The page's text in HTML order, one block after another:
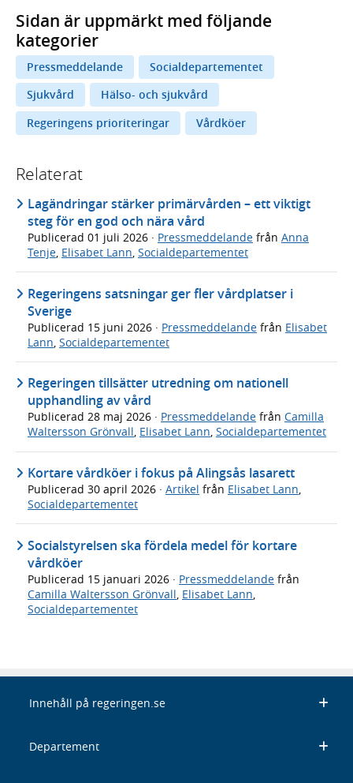
Sidan är uppmärkt med följande
kategorier
Pressmeddelande
Socialdepartementet
Sjukvård
Hälso- och sjukvård
Regeringens prioriteringar
Vårdköer
Relaterat
Lagändringar stärker primärvården – ett viktigt
steg för en god och nära vård
Publicerad 01 juli 2026 · Pressmeddelande från Anna
Tenje, Elisabet Lann, Socialdepartementet
Regeringens satsningar ger fler vårdplatser i
Sverige
Publicerad 15 juni 2026 · Pressmeddelande från Elisabet
Lann Socialdepartementet
Regeringen tillsätter utredning om nationell
upphandling av vård
Publicerad 28 maj 2026 · Pressmeddelande från Camilla
Waltersson Grönvall, Elisabet Lann, Socialdepartementet
Kortare vårdköer i fokus på Alingsås lasarett
Publicerad 30 april 2026 · Artikel från Elisabet Lann,
Socialdepartementet
Socialstyrelsen ska fördela medel för kortare
vårdköer
Publicerad 15 januari 2026 · Pressmeddelande från
Camilla Waltersson Grönvall Elisabet Lann
Socialdepartementet
Innehåll på regeringen.se
Departement